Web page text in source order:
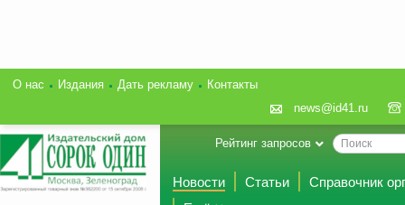
О нас Издания Дать рекламу
Контакты
news@id41.ru
Рейтинг запросов
Новости Статьи
Справочник